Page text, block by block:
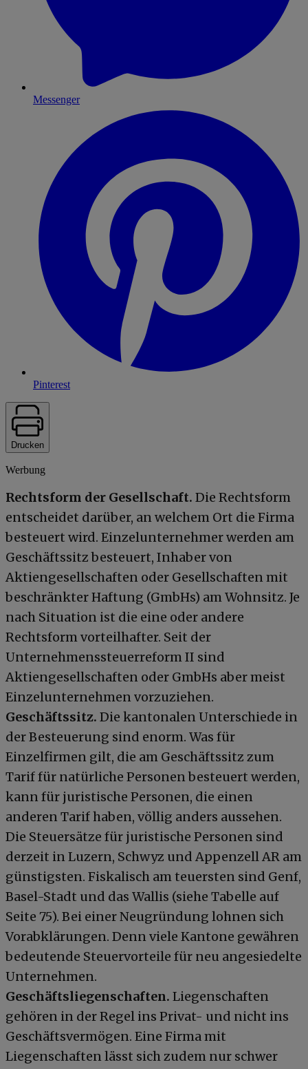
Messenger
Pinterest
Drucken
Werbung
Rechtsform der Gesellschaft. Die Rechtsform
entscheidet darüber, an welchem Ort die Firma
besteuert wird. Einzelunternehmer werden am
Geschäftssitz besteuert, Inhaber von
Aktiengesellschaften oder Gesellschaften mit
beschränkter Haftung (GmbHs) am Wohnsitz. Je
nach Situation ist die eine oder andere
Rechtsform vorteilhafter. Seit der
Unternehmenssteuerreform II sind
Aktiengesellschaften oder GmbHs aber meist
Einzelunternehmen vorzuziehen.
Geschäftssitz. Die kantonalen Unterschiede in
der Besteuerung sind enorm. Was für
Einzelfirmen gilt, die am Geschäftssitz zum
Tarif für natürliche Personen besteuert werden,
kann für juristische Personen, die einen
anderen Tarif haben, völlig anders aussehen.
Die Steuersätze für juristische Personen sind
derzeit in Luzern, Schwyz und Appenzell AR am
günstigsten. Fiskalisch am teuersten sind Genf,
Basel-Stadt und das Wallis (siehe Tabelle auf
Seite 75). Bei einer Neugründung lohnen sich
Vorabklärungen. Denn viele Kantone gewähren
bedeutende Steuervorteile für neu angesiedelte
Unternehmen.
Geschäftsliegenschaften. Liegenschaften
gehören in der Regel ins Privat- und nicht ins
Geschäftsvermögen. Eine Firma mit
Liegenschaften lässt sich zudem nur schwer